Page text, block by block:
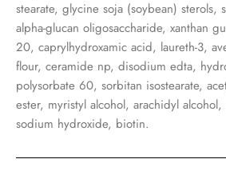
stearate, glycine soja (soybean) sterols,
alpha-glucan oligosaccharide, xanthan
20, caprylhydroxamic acid, laureth-3,
flour, ceramide np, disodium edta,
polysorbate 60, sorbitan isostearate,
ester, myristyl alcohol, arachidyl alcohol,
sodium hydroxide, biotin.